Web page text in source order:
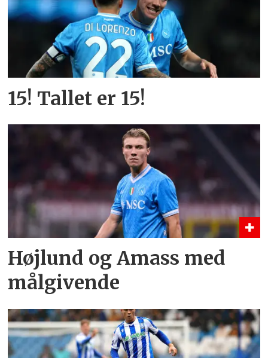
15! Tallet er 15!
Højlund og Amass med
målgivende